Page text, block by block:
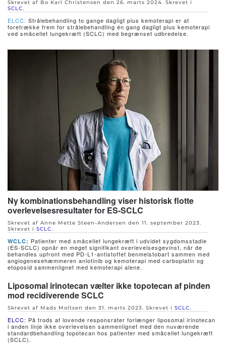
Skrevet af Bo Karl Christensen den 26. marts 2024. Skrevet i
SCLC.
ELCC: Strålebehandling to gange dagligt plus kemoterapi er at
foretrække frem for strålebehandling én gang dagligt plus kemoterapi
ved småcellet lungekræft (SCLC) med begrænset udbredelse.
Ny kombinationsbehandling viser historisk flotte
overlevelsesresultater for ES-SCLC
Skrevet af Anne Mette Steen-Andersen den 11. september 2023.
Skrevet i SCLC.
WCLC: Patienter med småcellet lungekræft i udvidet sygdomsstadie
(ES-SCLC) opnår en meget signifikant overlevelsesgevinst, når de
behandles upfront med PD-L1-antistoffet benmelstobart sammen med
angiogenesehæmmeren anlotinib og kemoterapi med carboplatin og
etoposid sammenlignet med kemoterapi alene.
Liposomal irinotecan vælter ikke topotecan af pinden
mod recidiverende SCLC
Skrevet af Mads Moltsen den 31. marts 2023. Skrevet i SCLC.
ELCC: På trods af lovende responsrater forlænger liposomal irinotecan
i anden linje ikke overlevelsen sammenlignet med den nuværende
standardbehandling topotecan hos patienter med småcellet lungekræft
(SCLC).